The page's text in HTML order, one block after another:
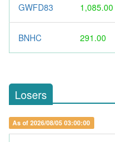
GWFD83 1,085.00
BNHC 291.00
Losers
As of 2026/08/05 03:00:00